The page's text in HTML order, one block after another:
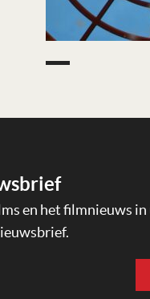
en het filmnieuws